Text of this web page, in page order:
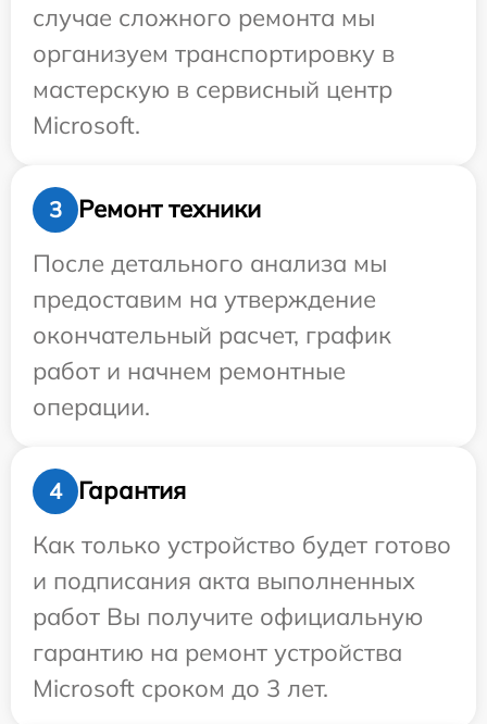
случае сложного ремонта мы
организуем транспортировку в
мастерскую в сервисный центр
Microsoft.
3
Ремонт техники
После детального анализа мы
предоставим на утверждение
окончательный расчет, график
работ и начнем ремонтные
операции.
4
Гарантия
Как только устройство будет готово
и подписания акта выполненных
работ Вы получите официальную
гарантию на ремонт устройства
Microsoft сроком до 3 лет.